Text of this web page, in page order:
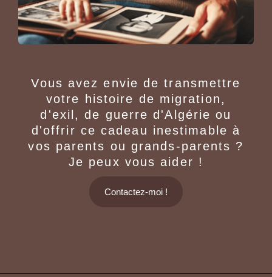
Vous avez envie de transmettre
votre histoire de migration,
d'exil, de guerre d'Algérie ou
d'offrir ce cadeau inestimable à
vos parents ou grands-parents ?
Je peux vous aider !
Contactez-moi !